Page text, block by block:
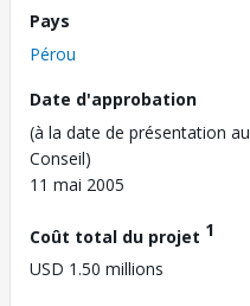
Pays
Pérou
Date d'approbation
(à la date de présentation au
Conseil)
11 mai 2005
Coût total du projet 1
USD 1.50 millions